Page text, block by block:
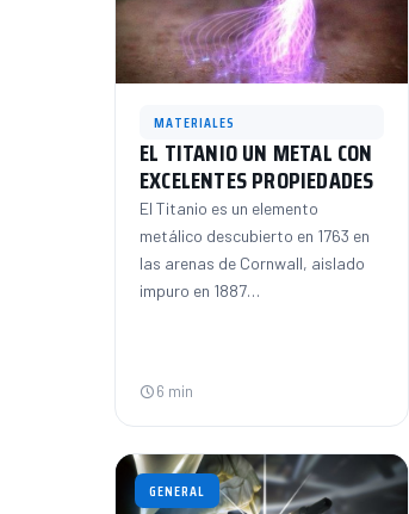
MATERIALES
EL TITANIO UN METAL CON
EXCELENTES PROPIEDADES
El Titanio es un elemento
metálico descubierto en 1763 en
las arenas de Cornwall, aislado
impuro en 1887…
6 min
GENERAL